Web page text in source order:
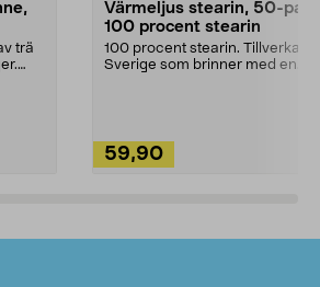
trä
Värmeljus stearin, 50-pack,
100 procent stearin
100 procent stearin. Tillverkade i
Sverige som brinner med en
59,90